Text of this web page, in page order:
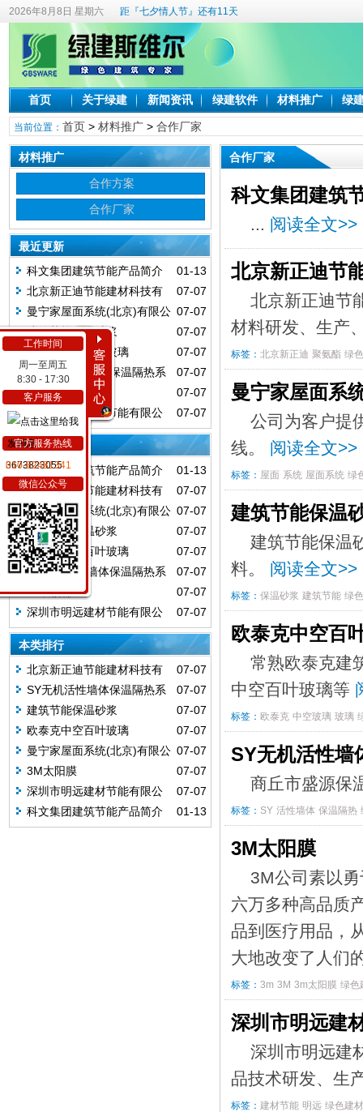
2026年8月8日 星期六 距『七夕情人节』还有11天
首页 关于绿建 新闻资讯 绿建软件 材料推广 绿
当前位置： 首页> 材料推广> 合作厂家
合作厂家
科文集团建筑
... 阅读全文>>
北京新正迪节
北京新正迪节
材料研发、生产
标签： 北京新正迪 聚氨酯 绿
曼宁家屋面系
公司为客户提
线。 阅读全文>>
标签： 屋面 系统 屋面系统 绿
建筑节能保温
建筑节能保温
料。 阅读全文>>
标签： 保温砂浆 建筑节能 绿
欧泰克中空百
常熟欧泰克建
中空百叶玻璃等
标签： 欧泰克 中空玻璃 玻璃
SY无机活性墙
商丘市盛源保
标签： SY 活性墙体 保温隔热
3M太阳膜
3M公司素以
六万多种高品质
品到医疗用品，
大地改变了人们
标签： 3m 3M 3m太阳膜 绿色
深圳市明远建
深圳市明远建
品技术研发、生
标签： 建材节能 明远 绿色建材
材料推广
合作方案
合作厂家
最近更新
01-13
科文集团建筑节能产品简介
07-07
北京新正迪节能建材科技有
限公司
07-07
曼宁家屋面系统(北京)有限公
司
07-07
建筑节能保温砂浆
07-07
欧泰克中空百叶玻璃
07-07
SY无机活性墙体保温隔热系
统
07-07
3M太阳膜
07-07
深圳市明远建材节能有限公
司
本类推荐
01-13
科文集团建筑节能产品简介
07-07
北京新正迪节能建材科技有
限公司
07-07
曼宁家屋面系统(北京)有限公
司
07-07
建筑节能保温砂浆
07-07
欧泰克中空百叶玻璃
07-07
SY无机活性墙体保温隔热系
统
07-07
3M太阳膜
07-07
深圳市明远建材节能有限公
司
本类排行
07-07
北京新正迪节能建材科技有
限公司
07-07
SY无机活性墙体保温隔热系
统
07-07
建筑节能保温砂浆
07-07
欧泰克中空百叶玻璃
07-07
曼宁家屋面系统(北京)有限公
司
07-07
3M太阳膜
07-07
深圳市明远建材节能有限公
司
01-13
科文集团建筑节能产品简介
工作时间
周一至周五
8:30 - 17:30
客户服务
3673823055
官方服务热线
010-82481341
微信公众号